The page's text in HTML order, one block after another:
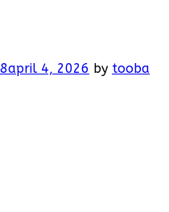
april 4, 2026 by tooba